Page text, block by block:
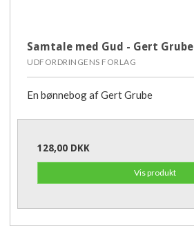
Samtale med Gud - Gert Grube
UDFORDRINGENS FORLAG
En bønnebog af Gert Grube
128,00 DKK
Vis produkt